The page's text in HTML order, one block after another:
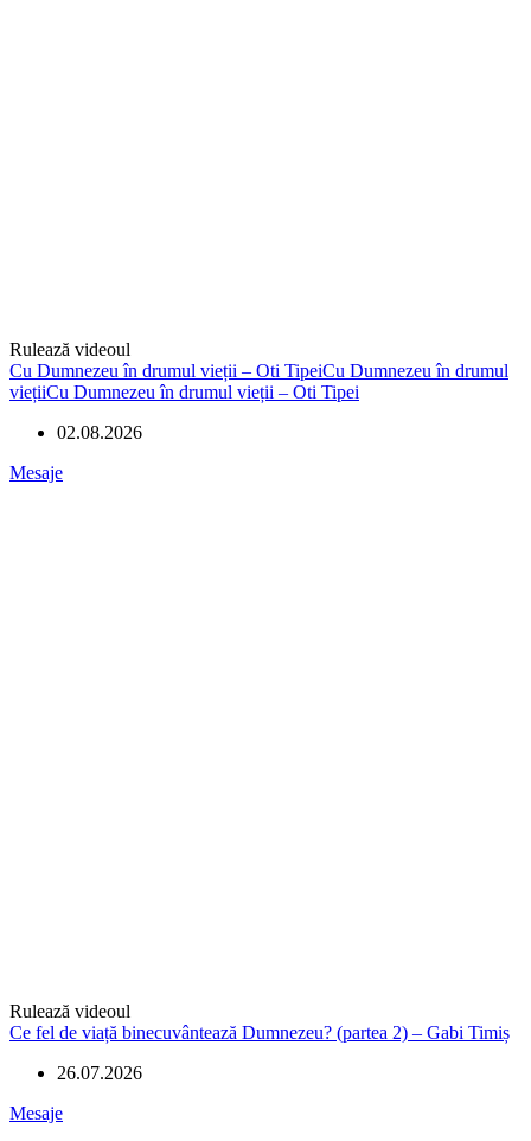
Rulează videoul
Cu Dumnezeu în drumul vieții – Oti TipeiCu Dumnezeu în drumul
viețiiCu Dumnezeu în drumul vieții – Oti Tipei
02.08.2026
Mesaje
Rulează videoul
Ce fel de viață binecuvântează Dumnezeu? (partea 2) – Gabi Timiș
26.07.2026
Mesaje